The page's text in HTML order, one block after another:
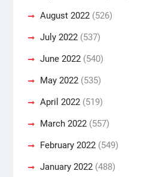
August 2022(526)
July 2022(537)
June 2022(540)
May 2022(535)
April 2022(519)
March 2022(557)
February 2022(549)
January 2022(488)